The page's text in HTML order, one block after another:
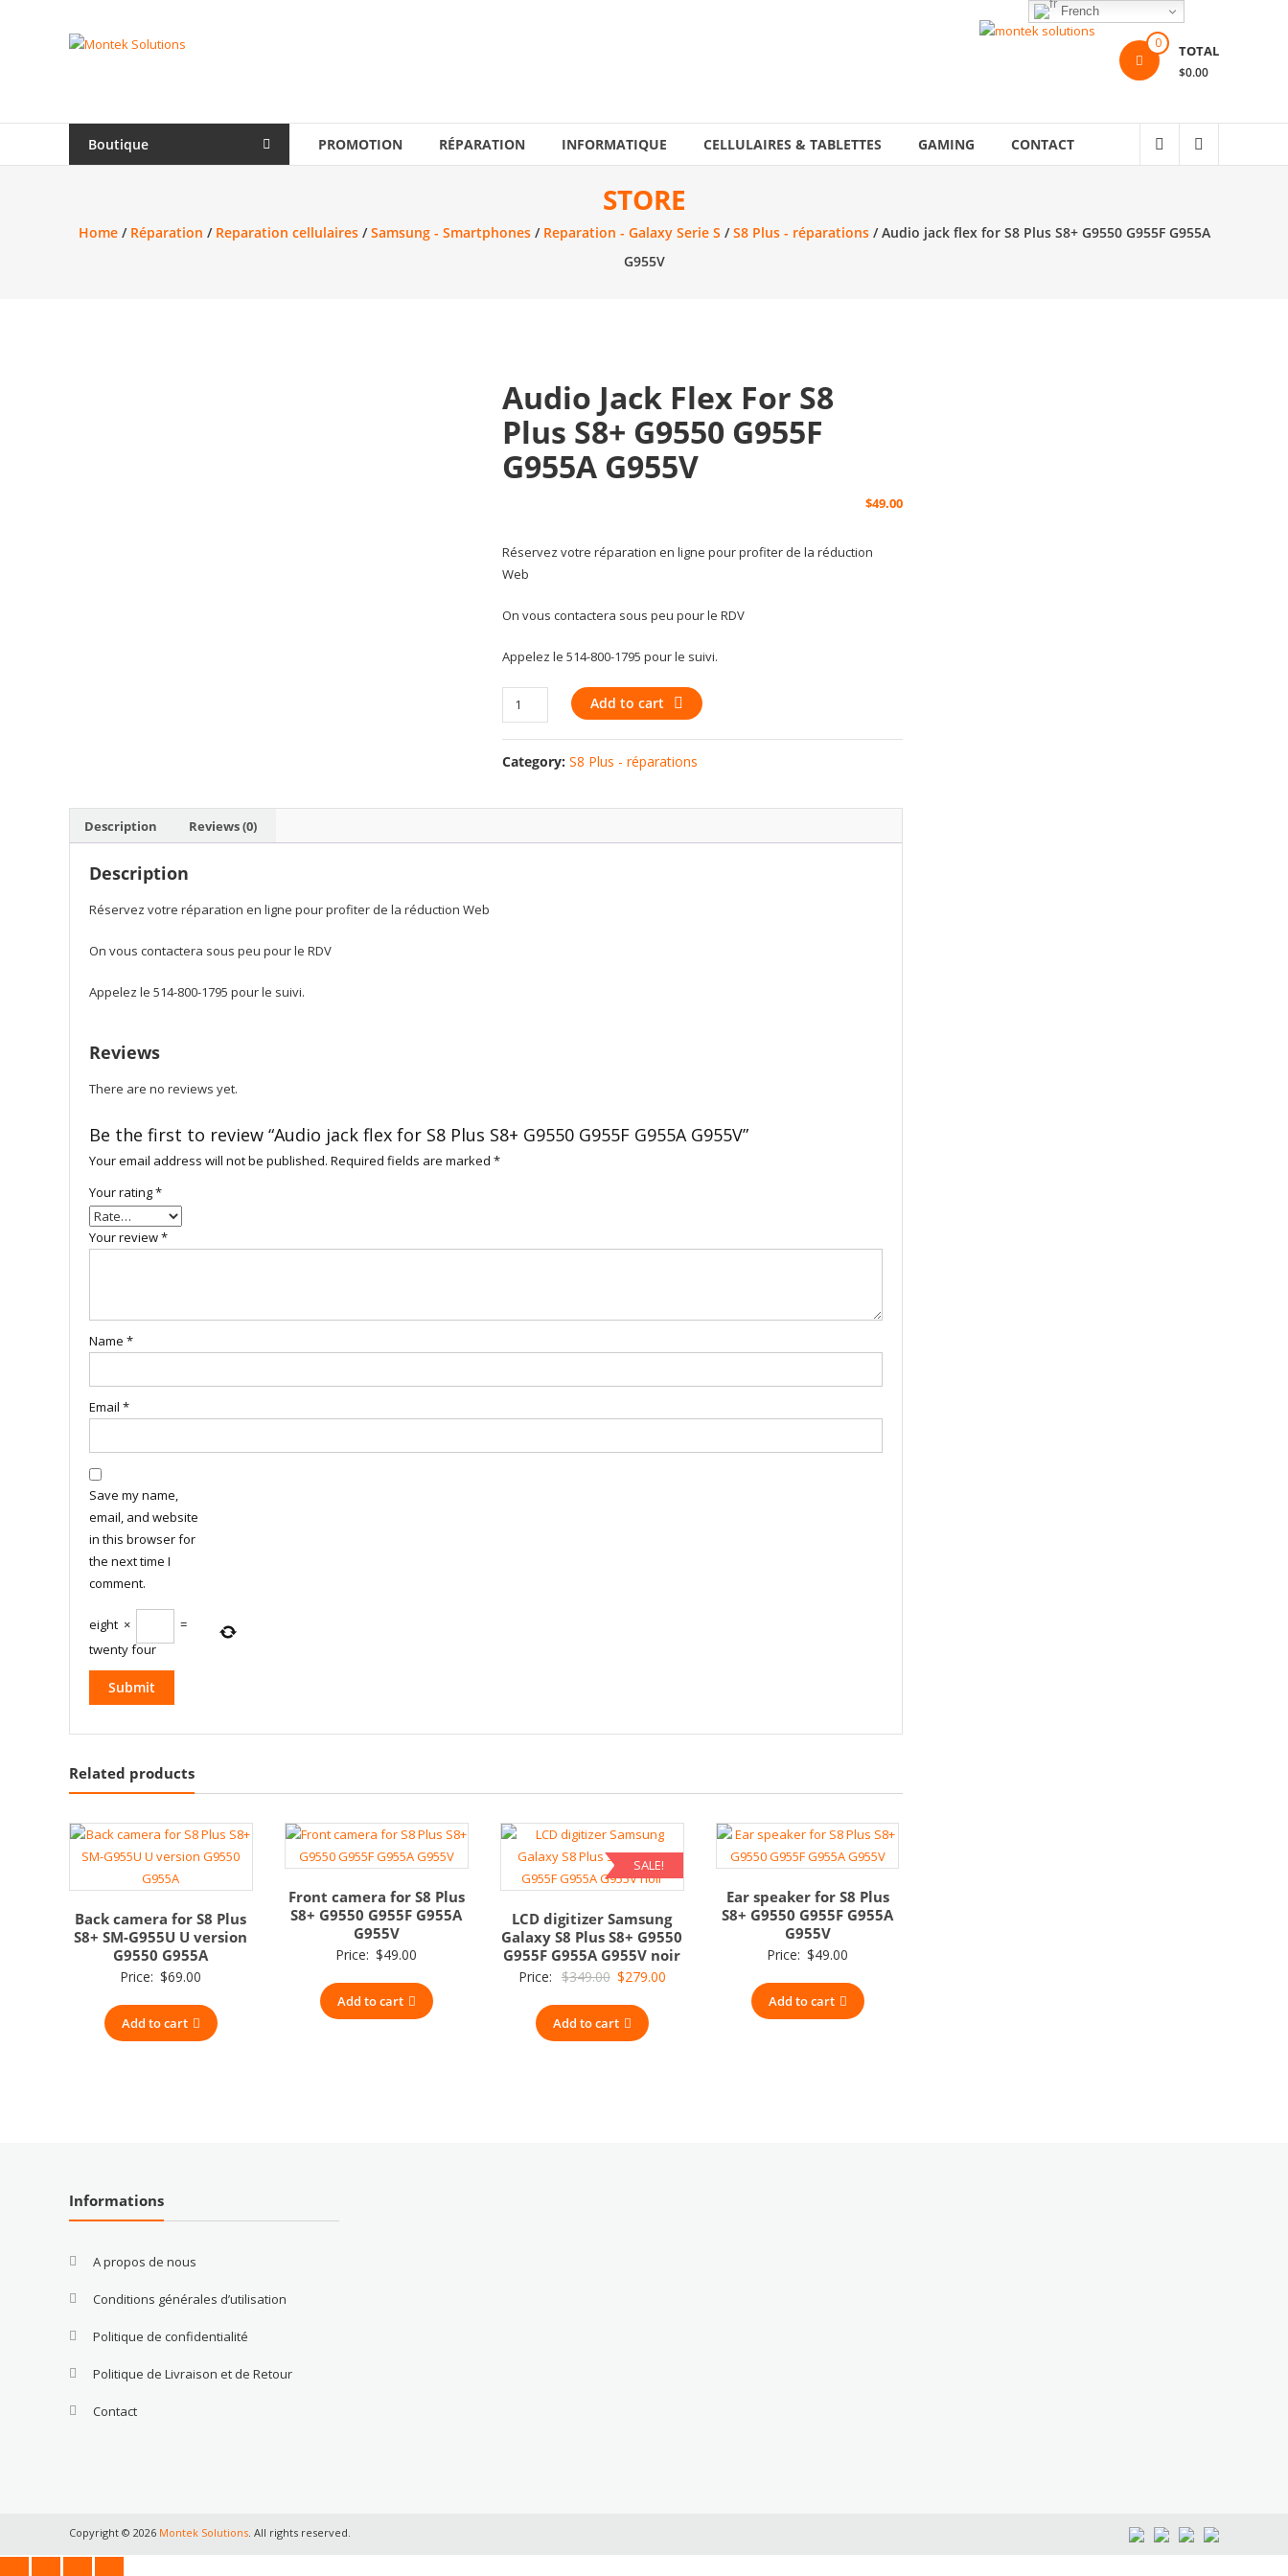
Montek
vente
cellulaire
0 TOTAL
$0.00
Boutique PROMOTION RÉPARATION INFORMATIQUE CELLULAIRES & TABLETTES GAMING CONTACT
STORE
Home/ Réparation / Reparation cellulaires/Samsung - Smartphones/ Reparation - Galaxy Serie S /S8 Plus - réparations/ Audio jack flex for S8 Plus S8+ G9550 G955F G955A
G955V
Audio Jack Flex For S8
Plus S8+ G9550 G955F
G955A G955V
$49.00
Réservez votre réparation en ligne pour profiter de la réduction
Web
On vous contactera sous peu pour le RDV
Appelez le 514-800-1795 pour le suivi.
Audio
jack
flex
for
Plus
Add to cart
Category:S8 Plus - réparations
Description Reviews (0)
Description
Réservez votre réparation en ligne pour profiter de la réduction Web
On vous contactera sous peu pour le RDV
Appelez le 514-800-1795 pour le suivi.
Reviews
There are no reviews yet.
Be the first to review “Audio jack flex for S8 Plus S8+ G9550 G955F G955A G955V”
Your email address will not be published. Required fields are marked *
Your rating*
Your review*
Name *
Email *
Save my name,
email, and website
in this browser for
the next time I
comment.
eight ×
=
twenty four
Related products
Back camera for S8 Plus
S8+ SM-G955U U version
G9550 G955A
Price: $69.00
Add to cart
Front camera for S8 Plus
S8+ G9550 G955F G955A
G955V
Price: $49.00
Add to cart
SALE!
LCD digitizer Samsung
Galaxy S8 Plus S8+ G9550
G955F G955A G955V noir
Price: $349.00 Original
was:
$349.00.
$279.00Current
Add to cart
Ear speaker for S8 Plus
S8+ G9550 G955F G955A
G955V
Price: $49.00
Add to cart
Informations
A propos de nous
Conditions générales d’utilisation
Politique de confidentialité
Politique de Livraison et de Retour
Contact
Copyright © 2026 Montek Solutions . All rights reserved.
French